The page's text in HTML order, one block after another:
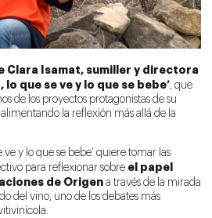
Clara Isamat, sumiller y directora
que se ve y lo que se bebe’, que
de los proyectos protagonistas de su
la reflexión más allá de la
ve y lo que se bebe’ quiere tomar las
para reflexionar sobre el papel
de Origen a través de la mirada
del vino, uno de los debates más